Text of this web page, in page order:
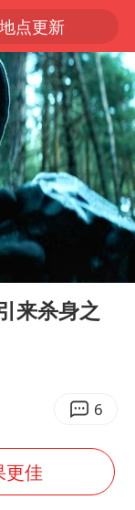
点更新
以“新”破局 首发经济点亮城市消费活力
小时警戒线
佛得角门将亮相智利俱乐部主场
中方回应是否在太平洋海底开采稀土
万获刑1年
150.80元/股
宇树科技王兴兴身家有望超200亿元
上涨近百元
法国下周开始禁止未经同意的电话营销
来杀身之
6
更佳